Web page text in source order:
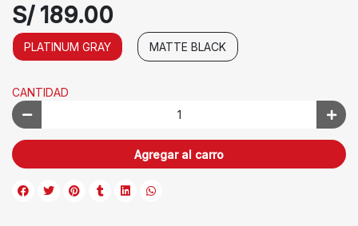
S/ 189.00
PLATINUM GRAY MATTE BLACK
CANTIDAD
Agregar al carro